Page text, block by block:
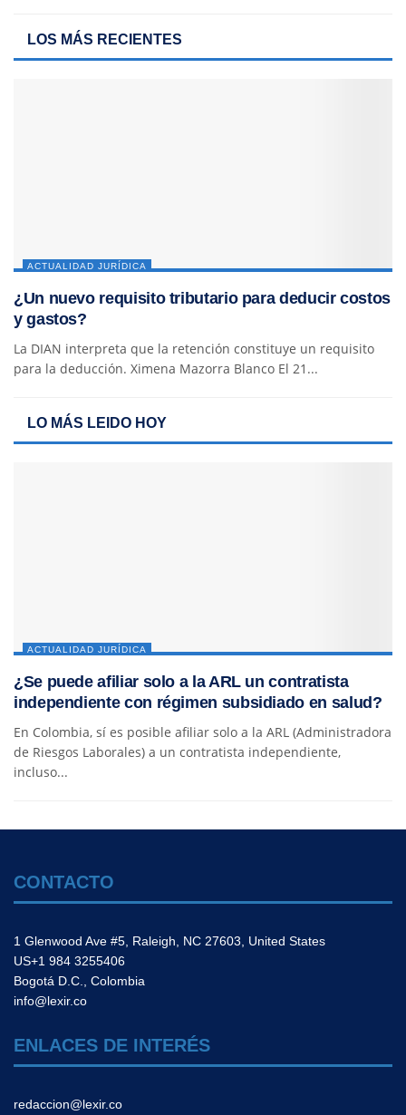
LOS MÁS RECIENTES
ACTUALIDAD JURÍDICA
¿Un nuevo requisito tributario para deducir costos
y gastos?
La DIAN interpreta que la retención constituye un requisito
para la deducción. Ximena Mazorra Blanco El 21...
LO MÁS LEIDO HOY
ACTUALIDAD JURÍDICA
¿Se puede afiliar solo a la ARL un contratista
independiente con régimen subsidiado en salud?
En Colombia, sí es posible afiliar solo a la ARL (Administradora
de Riesgos Laborales) a un contratista independiente,
incluso...
CONTACTO
1 Glenwood Ave #5, Raleigh, NC 27603, United States
US+1 984 3255406
Bogotá D.C., Colombia
info@lexir.co
ENLACES DE INTERÉS
redaccion@lexir.co